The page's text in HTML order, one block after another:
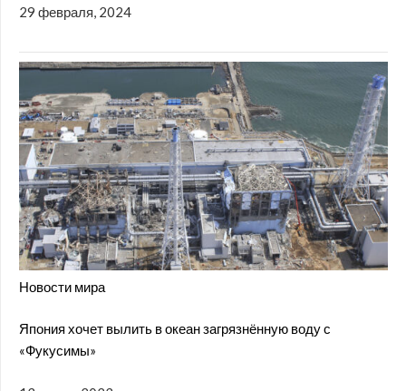
29 февраля, 2024
Новости мира
Япония хочет вылить в океан загрязнённую воду с
«Фукусимы»